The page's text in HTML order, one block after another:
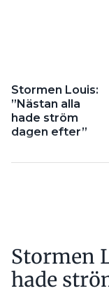
Stormen Louis:
”Nästan alla
hade ström
dagen efter”
Stormen
hade